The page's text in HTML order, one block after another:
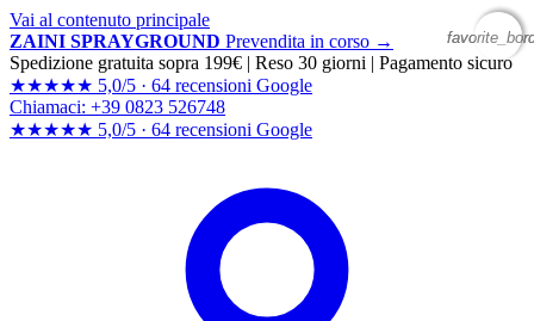
Vai al contenuto principale
ZAINI SPRAYGROUND Prevendita in corso →
Spedizione gratuita sopra 199€ | Reso 30 giorni | Pagamento sicuro
★★★★★ 5,0/5 · 64 recensioni Google
Chiamaci: +39 0823 526748
★★★★★ 5,0/5 · 64 recensioni Google